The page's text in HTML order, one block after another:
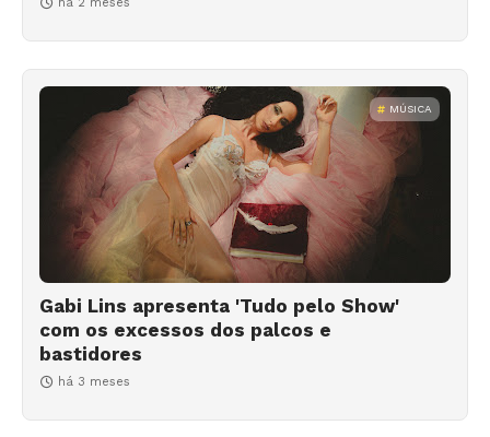
MÚSICA
Gabi Lins apresenta 'Tudo pelo Show'
com os excessos dos palcos e
bastidores
há 3 meses